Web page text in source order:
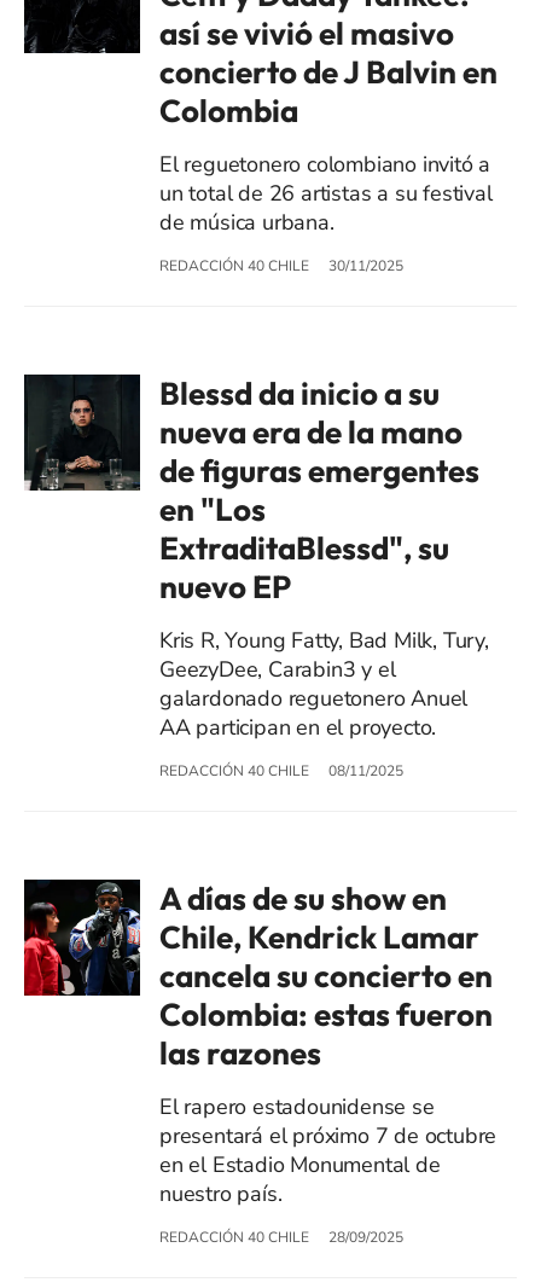
así se vivió el masivo
concierto de J Balvin en
Colombia
El reguetonero colombiano invitó a
un total de 26 artistas a su festival
de música urbana.
REDACCIÓN 40 CHILE 30/11/2025
Blessd da inicio a su
nueva era de la mano
de figuras emergentes
en "Los
ExtraditaBlessd", su
nuevo EP
Kris R, Young Fatty, Bad Milk, Tury,
GeezyDee, Carabin3 y el
galardonado reguetonero Anuel
AA participan en el proyecto.
REDACCIÓN 40 CHILE 08/11/2025
A días de su show en
Chile, Kendrick Lamar
cancela su concierto en
Colombia: estas fueron
las razones
El rapero estadounidense se
presentará el próximo 7 de octubre
en el Estadio Monumental de
nuestro país.
REDACCIÓN 40 CHILE 28/09/2025